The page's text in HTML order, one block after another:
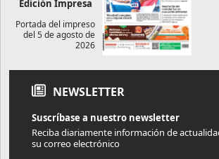
Edición Impresa
Portada del impreso
del 5 de agosto de
2026
NEWSLETTER
Suscríbase a nuestro newsletter
Reciba diariamente información de
su correo electrónico